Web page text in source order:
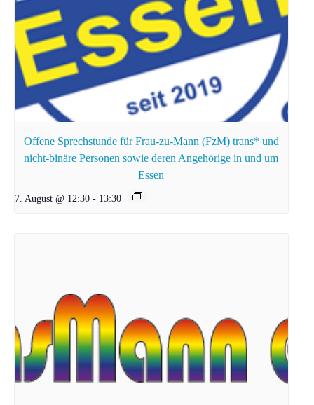
Offene Sprechstunde für Frau-zu-Mann (FzM) trans* und
nicht-binäre Personen sowie deren Angehörige in und um
Essen
7. August @ 12:30 - 13:30